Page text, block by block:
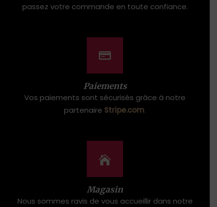
passez votre commande en toute confiance.
Paiements
Vos paiements sont sécurisés grâce à notre
partenaire Stripe.com.
Magasin
Nous sommes ravis de vous accueillir dans notre